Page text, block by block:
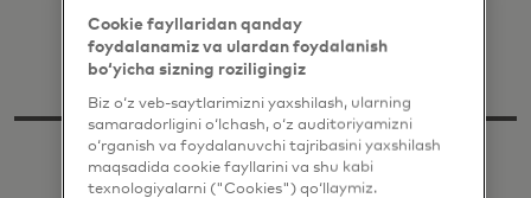
Cookie fayllaridan qanday
foydalanamiz va ulardan foydalanish
bo‘yicha sizning roziligingiz
Biz o‘z veb-saytlarimizni yaxshilash, ularning
samaradorligini o‘lchash, o‘z auditoriyamizni
o‘rganish va foydalanuvchi tajribasini yaxshilash
maqsadida cookie fayllarini va shu kabi
texnologiyalarni ("Cookies") qo‘llaymiz.